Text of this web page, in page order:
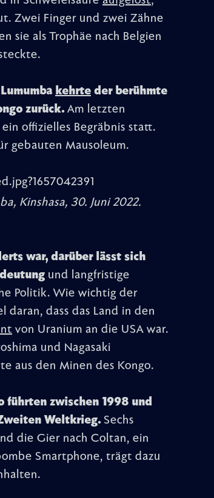
Zwei Finger und zwei Zähne
sie als Trophäe nach Belgien
kehrte der berühmte
zurück.Am letzten
offizielles Begräbnis statt.
gebauten Mausoleum.
Kinshasa, 30. Juni 2022.
war, darüber lässt sich
und langfristige
Politik. Wie wichtig der
daran, dass das Land in den
von Uranium an die USA war.
und Nagasaki
aus den Minen des Kongo.
führten zwischen 1998 und
Weltkrieg.Sechs
die Gier nach Coltan, ein
Smartphone, trägt dazu